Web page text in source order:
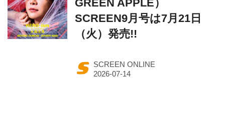
GREEN APPLE）
SCREEN9月号は7月21日
（火）発売!!
SCREEN ONLINE